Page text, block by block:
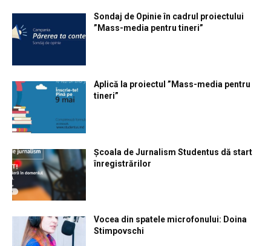
Sondaj de Opinie în cadrul proiectului
”Mass-media pentru tineri”
Aplică la proiectul ”Mass-media pentru
tineri”
Școala de Jurnalism Studentus dă start
înregistrărilor
Vocea din spatele microfonului: Doina
Stimpovschi